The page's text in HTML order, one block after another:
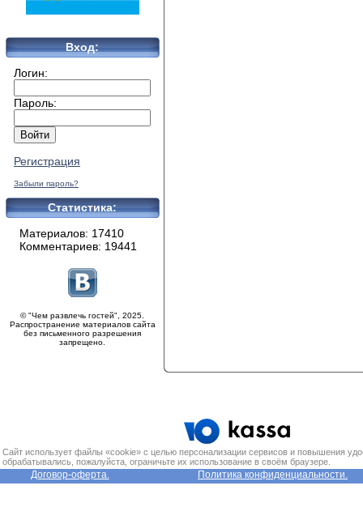
Вход:
Логин:
Пароль:
Регистрация
Забыли пароль?
Статистика:
Материалов: 17410
Комментариев: 19441
© "Чем развлечь гостей", 2025.
Распространение материалов сайта
без письменного разрешения
запрещено.
Сайт использует файлы «cookie» с целью персонализации сервисов и повышения
обрабатывались, пожалуйста, ограничьте их использование в своём браузере.
Договор-оферта. Политика конфиденциальности.